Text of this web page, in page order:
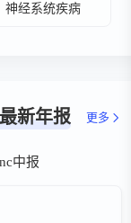
神经系统疾病
新年报 更多
中报